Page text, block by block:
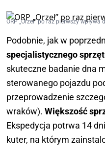
ORP „Orzeł” po raz pierwszy wpływa
Podobnie, jak w
specjalistycznego
skuteczne badanie dna
sterowanego pojazdu
przeprowadzenie
wraków). Większość
Ekspedycja potrwa 14
kuter, na którym